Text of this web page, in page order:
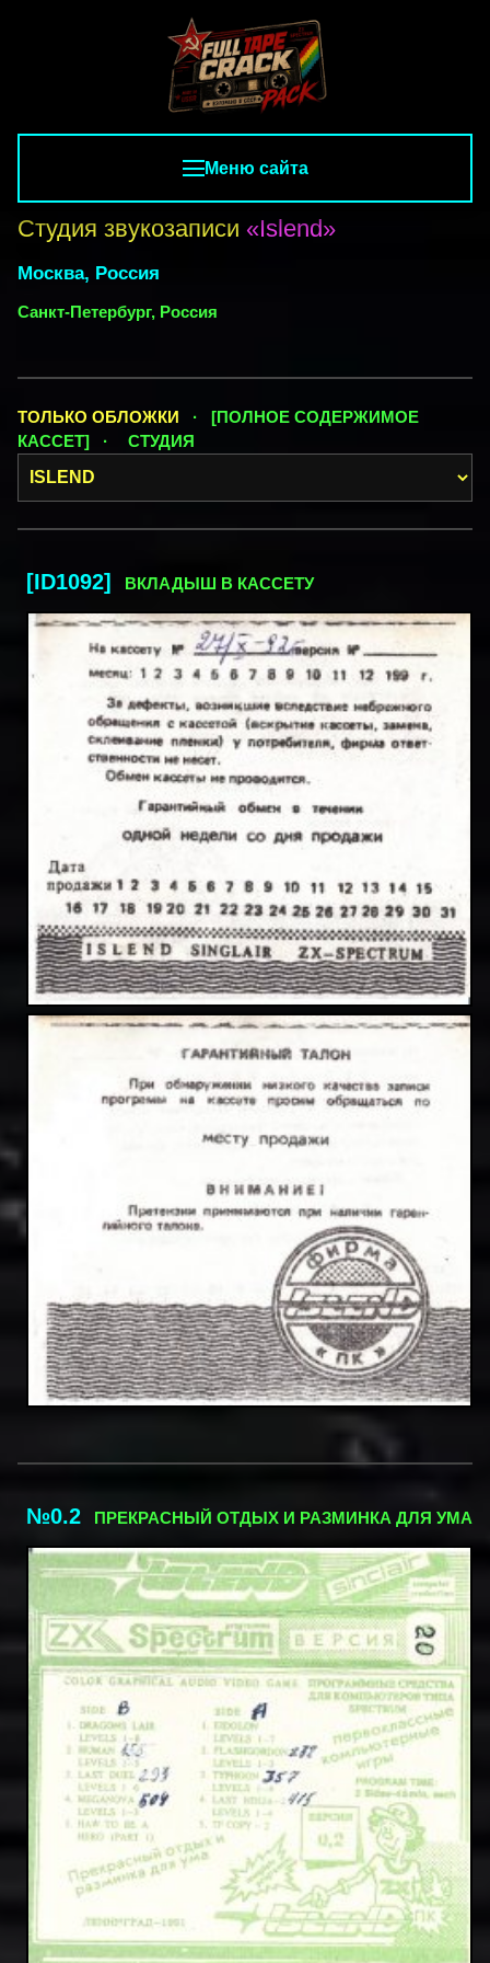
Меню сайта
Студия звукозаписи «Islend»
Москва, Россия
Санкт-Петербург, Россия
ТОЛЬКО ОБЛОЖКИ · [ПОЛНОЕ СОДЕРЖИМОЕ
КАССЕТ] ·
СТУДИЯ
[ID1092] ВКЛАДЫШ В КАССЕТУ
№0.2 ПРЕКРАСНЫЙ ОТДЫХ И РАЗМИНКА ДЛЯ УМА